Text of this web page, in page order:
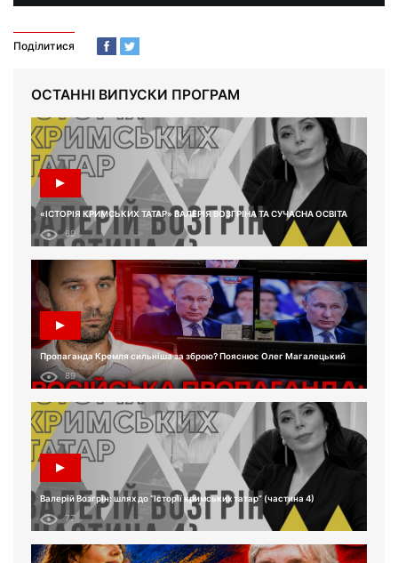
Поділитися
ОСТАННІ ВИПУСКИ ПРОГРАМ
«ІСТОРІЯ КРИМСЬКИХ ТАТАР» ВАЛЕРІЯ ВОЗГРІНА ТА СУЧАСНА ОСВІТА
69
Пропаганда Кремля сильніша за зброю? Пояснює Олег Магалецький
89
Валерій Возгрін: шлях до “Історії кримських татар” (частина 4)
77